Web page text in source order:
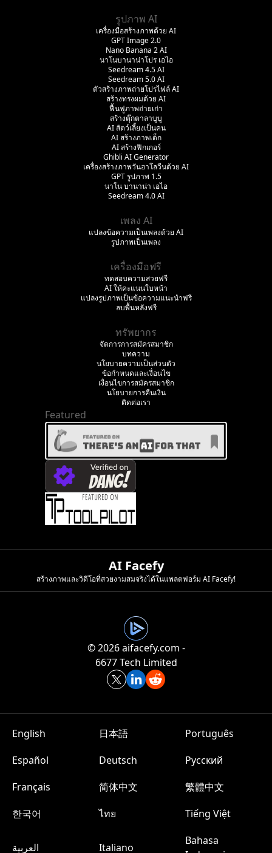
รูปภาพ AI
เครื่องมือสร้างภาพด้วย AI
GPT Image 2.0
Nano Banana 2 AI
นาโนบานาน่าโปร เอไอ
Seedream 4.5 AI
Seedream 5.0 AI
ตัวสร้างภาพถ่ายโปรไฟล์ AI
สร้างทรงผมด้วย AI
ฟื้นฟูภาพถ่ายเก่า
สร้างตุ๊กตาลาบูบู
AI สัตว์เลี้ยงเป็นคน
AI สร้างภาพเด็ก
AI สร้างฟิกเกอร์
Ghibli AI Generator
เครื่องสร้างภาพวันฮาโลวีนด้วย AI
GPT รูปภาพ 1.5
นาโน บานาน่า เอไอ
Seedream 4.0 AI
เพลง AI
แปลงข้อความเป็นเพลงด้วย AI
รูปภาพเป็นเพลง
เครื่องมือฟรี
ทดสอบความสวยฟรี
AI ให้คะแนนใบหน้า
แปลงรูปภาพเป็นข้อความแนะนำฟรี
ลบพื้นหลังฟรี
ทรัพยากร
จัดการการสมัครสมาชิก
บทความ
นโยบายความเป็นส่วนตัว
ข้อกำหนดและเงื่อนไข
เงื่อนไขการสมัครสมาชิก
นโยบายการคืนเงิน
ติดต่อเรา
Featured
AI Facefy
สร้างภาพและวิดีโอที่สวยงามสมจริงได้ในแพลตฟอร์ม AI Facefy!
©️ 2026 aifacefy.com -
6677 Tech Limited
English 日本語
Português
Español
Deutsch
Русский
Français
简体中文
繁體中文
한국어
ไทย Tiếng Việt
العربية Italiano
Bahasa